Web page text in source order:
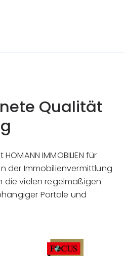
Qualität
IMMOBILIEN für
der Immobilienvermittlung
vielen regelmäßigen
Portale und